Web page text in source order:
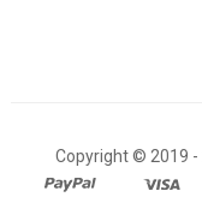
Copyright © 2019 -